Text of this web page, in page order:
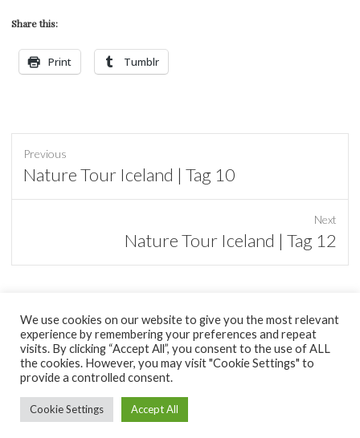
Share this:
Print Tumblr
Previous
Previous
post:
Nature Tour Iceland | Tag 10
Next
post:
Nature Tour Iceland | Tag 12
tumblr
Copyright © 2026minimal Pixel|
Theme Horse | Proudly Powered by:
We use cookies on our website to give you the most relevant
experience by remembering your preferences and repeat
visits. By clicking “Accept All”, you consent to the use of ALL
the cookies. However, you may visit "Cookie Settings" to
provide a controlled consent.
Cookie Settings Accept All